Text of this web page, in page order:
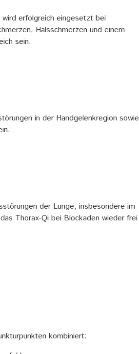
erfolgreich eingesetzt bei
Halsschmerzen und einem
sein.
in der Handgelenkregion sowie
der Lunge, insbesondere im
Thorax-Qi bei Blockaden wieder frei
kombiniert: